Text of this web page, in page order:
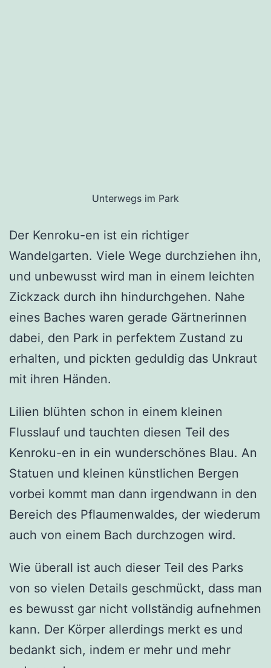
Unterwegs im Park
Der Kenroku-en ist ein richtiger
Wandelgarten. Viele Wege durchziehen ihn,
und unbewusst wird man in einem leichten
Zickzack durch ihn hindurchgehen. Nahe
eines Baches waren gerade Gärtnerinnen
dabei, den Park in perfektem Zustand zu
erhalten, und pickten geduldig das Unkraut
mit ihren Händen.
Lilien blühten schon in einem kleinen
Flusslauf und tauchten diesen Teil des
Kenroku-en in ein wunderschönes Blau. An
Statuen und kleinen künstlichen Bergen
vorbei kommt man dann irgendwann in den
Bereich des Pflaumenwaldes, der wiederum
auch von einem Bach durchzogen wird.
Wie überall ist auch dieser Teil des Parks
von so vielen Details geschmückt, dass man
es bewusst gar nicht vollständig aufnehmen
kann. Der Körper allerdings merkt es und
bedankt sich, indem er mehr und mehr